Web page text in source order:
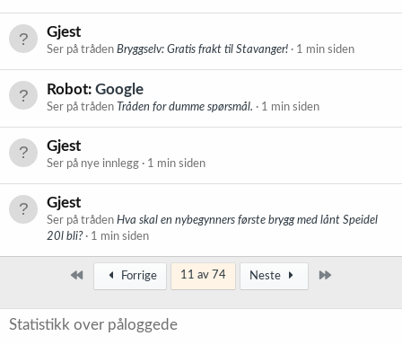
Gjest
Ser på tråden Bryggselv: Gratis frakt til Stavanger! 1 min siden
Robot: Google
Ser på tråden Tråden for dumme spørsmål. 1 min siden
Gjest
Ser på nye innlegg 1 min siden
Gjest
Ser på tråden Hva skal en nybegynners første brygg med lånt Speidel
20l bli?
1 min siden
Først Forrige 11 av 74 Neste
Statistikk over påloggede